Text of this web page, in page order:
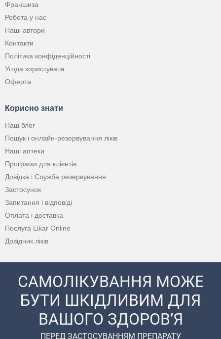
Франшиза
Робота у нас
Наші автори
Контакти
Політика конфіденційності
Угода користувача
Оферта
Корисно знати
Наш блог
Пошук і онлайн-резервування ліків
Наші аптеки
Програми для клієнтів
Довідка і Служба резервування
Застосунок
Запитання і відповіді
Оплата і доставка
Послуга Likar Online
Довідник ліків
САМОЛІКУВАННЯ МОЖЕ
БУТИ ШКІДЛИВИМ ДЛЯ
ВАШОГО ЗДОРОВ’Я
ПЕРЕД ЗАСТОСУВАННЯМ ПРЕПАРАТУ